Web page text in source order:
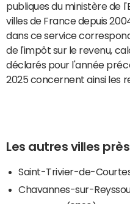
publiques du ministère de
villes de France depuis
dans ce service
de l'impôt sur le revenu,
déclarés pour l'année
2025 concernent ainsi les
Les autres villes
Saint-Trivier-de-
Chavannes-sur-